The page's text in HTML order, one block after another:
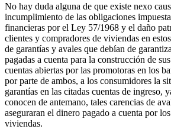
No hay duda alguna de que existe nexo
incumplimiento de las obligaciones
financieras por el Ley 57/1968 y el daño
clientes y compradores de viviendas en
de garantías y avales que debían de
pagadas a cuenta para la construcción de
cuentas abiertas por las promotoras en los
por parte de ambos, a los consumidores la
garantías en las citadas cuentas de ingreso,
conocen de antemano, tales carencias de
aseguraran el dinero pagado a cuenta por
viviendas.